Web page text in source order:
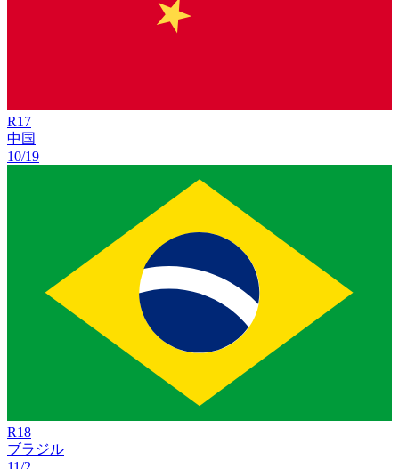
R17
中国
10/19
R18
ブラジル